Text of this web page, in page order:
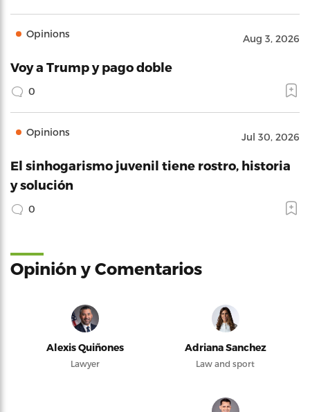
Opinions Aug 3, 2026
Voy a Trump y pago doble
0
Opinions Jul 30, 2026
El sinhogarismo juvenil tiene rostro, historia
y solución
0
Opinión y Comentarios
Alexis Quiñones
Lawyer
Adriana Sanchez
Law and sport